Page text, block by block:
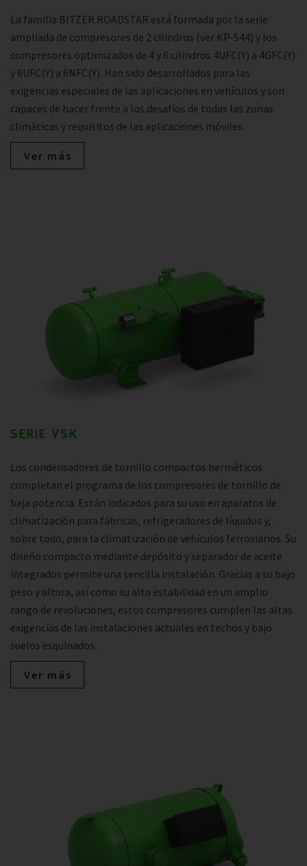
La familia BITZER ROADSTAR está formada por la serie
ampliada de compresores de 2 cilindros (ver KP-544) y los
compresores optimizados de 4 y 6 cilindros 4UFC(Y) a 4GFC(Y)
y 6UFC(Y) a 6NFC(Y). Han sido desarrollados para las
exigencias especiales de las aplicaciones en vehículos y son
capaces de hacer frente a los desafíos de todas las zonas
climáticas y requisitos de las aplicaciones móviles.
Ver más
SERIE VSK
Los condensadores de tornillo compactos herméticos
completan el programa de los compresores de tornillo de
baja potencia. Están indicados para su uso en aparatos de
climatización para fábricas, refrigeradores de líquidos y,
sobre todo, para la climatización de vehículos ferroviarios. Su
diseño compacto mediante depósito y separador de aceite
integrados permite una sencilla instalación. Gracias a su bajo
peso y altura, así como su alta estabilidad en un amplio
rango de revoluciones, estos compresores cumplen las altas
exigencias de las instalaciones actuales en techos y bajo
suelos esquinados.
Ver más